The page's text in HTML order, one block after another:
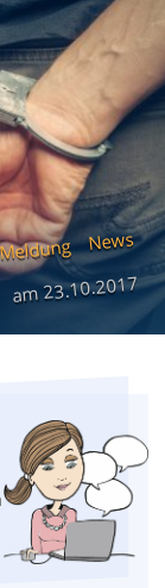
News
am23.10.2017